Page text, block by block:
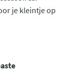
je kleintje op